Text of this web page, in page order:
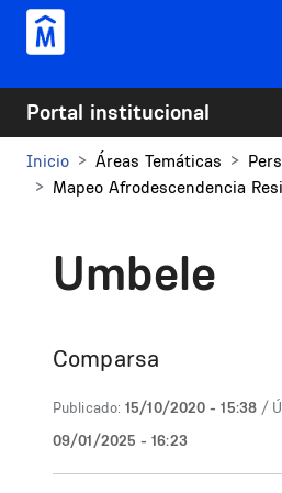
Pasar al contenido principal
Portal institucional
Inicio Áreas Temáticas
Mapeo Afrodescendencia
Umbele
Comparsa
Publicado: 15/10/2020 - 15:38 /
09/01/2025 - 16:23